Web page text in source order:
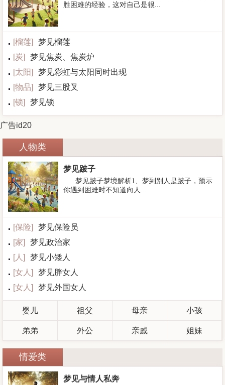
胜困难的经验，这对自己是很...
[榴莲]
梦见榴莲
[炭]
梦见焦炭、焦炭炉
[太阳]
梦见彩虹与太阳同时出现
[物品]
梦见三股叉
[锁] 梦见锁
广告id20
人物类
梦见跛子
梦见跛子梦境解析1、梦到别人是跛子，预示
你遇到困难时不知道向人...
[保险]
梦见保险员
[家]
梦见政治家
[人 ]
梦见小矮人
[女人 ]
梦见胖女人
[女人 ] 梦见外国女人
婴儿 祖父 母亲 小孩
弟弟 外公 亲戚 姐妹
情爱类
梦见与情人私奔